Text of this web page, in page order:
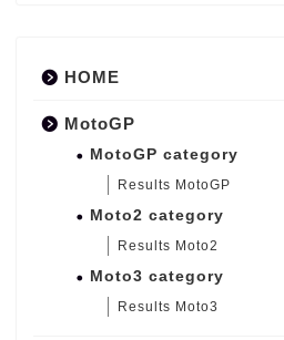
HOME
MotoGP
MotoGP category
Results MotoGP
Moto2 category
Results Moto2
Moto3 category
Results Moto3